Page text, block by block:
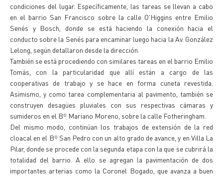
condiciones del lugar. Específicamente, las tareas se llevan a cabo
en el barrio San Francisco sobre la calle O’Higgins entre Emilio
Senés y Bosch, donde se está haciendo la conexión hacia el
conducto sobre la Senés para encaminar luego hacia la Av. González
Lelong, según detallaron desde la dirección.
También se está procediendo con similares tareas en el barrio Emilio
Tomás, con la particularidad que allí están a cargo de las
cooperativas de trabajo y se hace en forma cuneta revestida.
Asimismo, y como tarea complementaria al pavimento, también se
construyen desagües pluviales con sus respectivas cámaras y
sumideros en el Bº Mariano Moreno, sobre la calle Fotheringham.
Del mismo modo, continúan los trabajos de extensión de la red
cloacal en el Bº San Pedro con un alto grado de avance, y en Villa La
Pilar, donde se procede con la segunda etapa con la que se cubrirá la
totalidad del barrio. A ello se agregan la pavimentación de dos
importantes arterias como la Coronel Bogado, que avanza a buen